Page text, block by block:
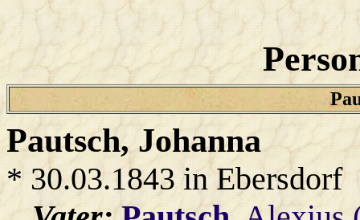
Pautsch, Johanna
* 30.03.1843 in Ebersdorf